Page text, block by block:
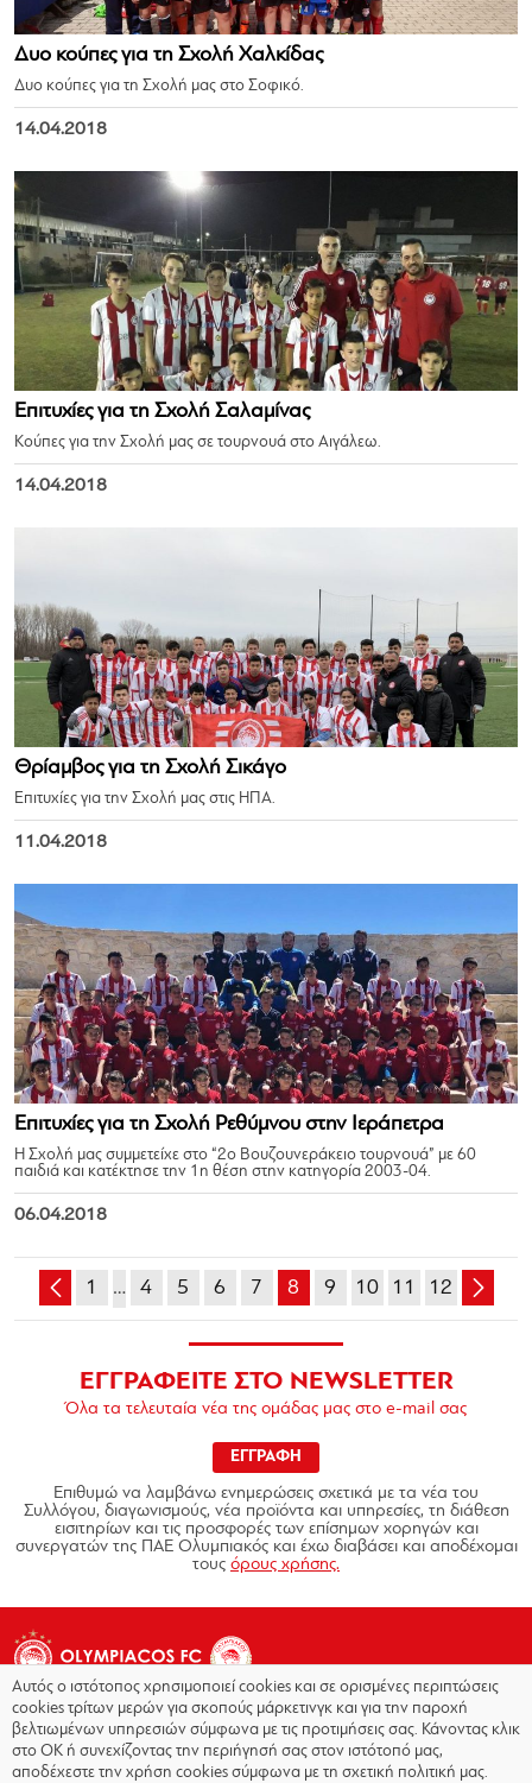
Δυο κούπες για τη Σχολή Χαλκίδας
Δυο κούπες για τη Σχολή μας στο Σοφικό.
14.04.2018
Επιτυχίες για τη Σχολή Σαλαμίνας
Κούπες για την Σχολή μας σε τουρνουά στο Αιγάλεω.
14.04.2018
Θρίαμβος για τη Σχολή Σικάγο
Επιτυχίες για την Σχολή μας στις ΗΠΑ.
11.04.2018
Επιτυχίες για τη Σχολή Ρεθύμνου στην Ιεράπετρα
Η Σχολή μας συμμετείχε στο “2ο Βουζουνεράκειο τουρνουά” με 60
παιδιά και κατέκτησε την 1η θέση στην κατηγορία 2003-04.
06.04.2018
1 … 4 5 6 7 8 9 10 11 12
ΕΓΓΡΑΦΕΙΤΕ ΣΤΟ NEWSLETTER
Όλα τα τελευταία νέα της ομάδας μας στο e-mail σας
ΕΓΓΡΑΦΗ
Επιθυμώ να λαμβάνω ενημερώσεις σχετικά με τα νέα του
Συλλόγου, διαγωνισμούς, νέα προϊόντα και υπηρεσίες, τη διάθεση
εισιτηρίων και τις προσφορές των επίσημων χορηγών και
συνεργατών της ΠΑΕ Ολυμπιακός και έχω διαβάσει και αποδέχομαι
τους όρους χρήσης.
Copyright © 2026 - Olympiacos.org
Αυτός ο ιστότοπος χρησιμοποιεί cookies και σε ορισμένες περιπτώσεις
cookies τρίτων μερών για σκοπούς μάρκετινγκ και για την παροχή
βελτιωμένων υπηρεσιών σύμφωνα με τις προτιμήσεις σας. Κάνοντας κλικ
στο OK ή συνεχίζοντας την περιήγησή σας στον ιστότοπό μας,
αποδέχεστε την χρήση cookies σύμφωνα με τη σχετική πολιτική μας.